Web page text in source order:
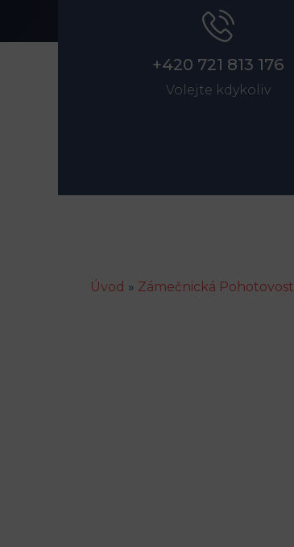
+420 721 813 176
Volejte kdykoliv
Úvod » Zámečnická Pohotovost